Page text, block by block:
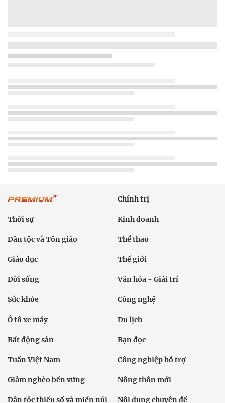
Chính trị
Thời sự Kinh doanh
Dân tộc và Tôn giáo Thể thao
Giáo dục Thế giới
Đời sống Văn hóa - Giải trí
Sức khỏe Công nghệ
Ô tô xe máy Du lịch
Bất động sản Bạn đọc
Tuần Việt Nam Công nghiệp hỗ trợ
Giảm nghèo bền vững Nông thôn mới
Dân tộc thiểu số và miền núi Nội dung chuyên đề